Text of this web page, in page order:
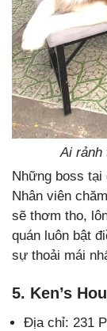
Ai rảnh
Những boss tại
Nhân viên
sẽ thơm tho,
quán luôn bật
sự thoải mái
5. Ken’s
Địa chỉ: 231